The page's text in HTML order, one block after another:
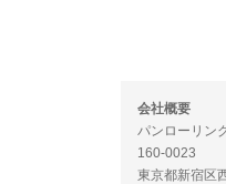
会社概要
パンローリン
160-0023
東京都新宿区